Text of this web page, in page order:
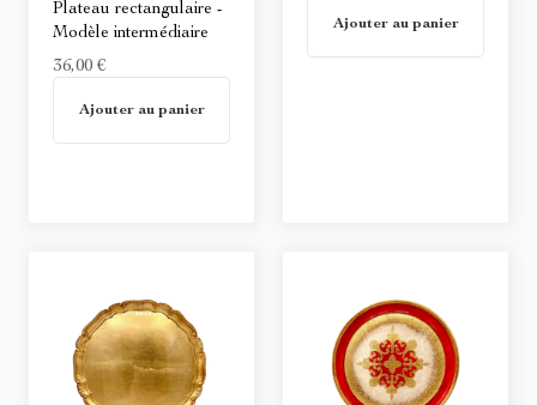
Plateau rectangulaire -
Modèle intermédiaire
36,00 €
Ajouter au panier
Ajouter au panier